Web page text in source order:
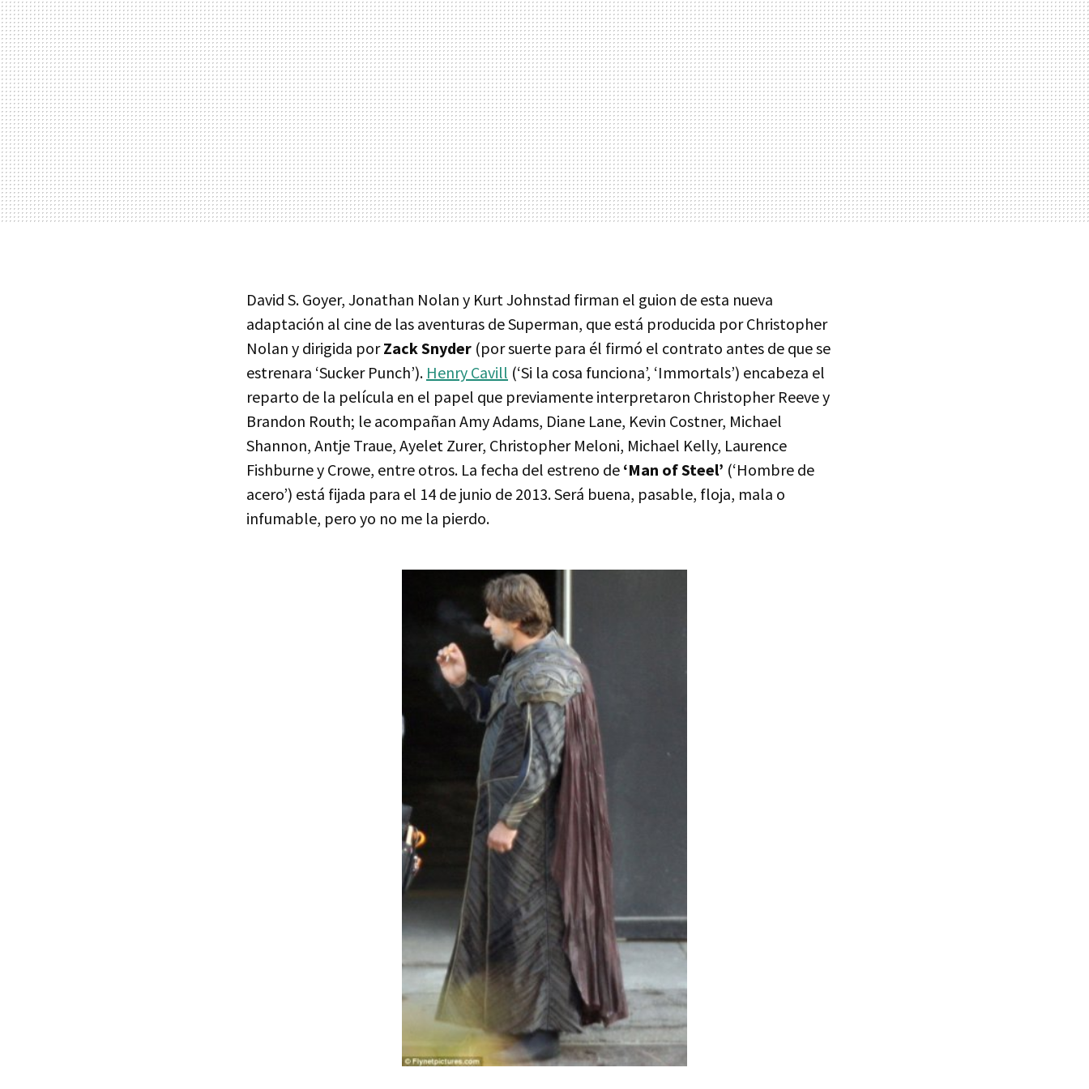
David S. Goyer, Jonathan Nolan y Kurt Johnstad firman el guion de esta nueva
adaptación al cine de las aventuras de Superman, que está producida por Christopher
Nolan y dirigida porZack Snyder (por suerte para él firmó el contrato antes de que se
estrenara ‘Sucker Punch’). Henry Cavill (‘Si la cosa funciona’, ‘Immortals’) encabeza el
reparto de la película en el papel que previamente interpretaron Christopher Reeve y
Brandon Routh; le acompañan Amy Adams, Diane Lane, Kevin Costner, Michael
Shannon, Antje Traue, Ayelet Zurer, Christopher Meloni, Michael Kelly, Laurence
Fishburne y Crowe, entre otros. La fecha del estreno de ‘Man of Steel’ (‘Hombre de
acero’) está fijada para el 14 de junio de 2013. Será buena, pasable, floja, mala o
infumable, pero yo no me la pierdo.